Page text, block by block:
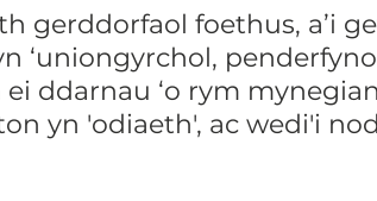
gerddorfaol foethus, a’i
‘uniongyrchol,
ddarnau ‘o rym
yn 'odiaeth', ac wedi'i